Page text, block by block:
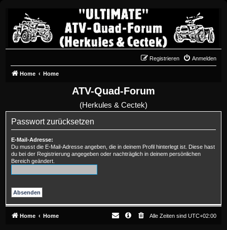
Anmelden
Registrieren
Home Home
ATV-Quad-Forum
(Herkules & Cectek)
Passwort zurücksetzen
E-Mail-Adresse:
Du musst die E-Mail-Adresse angeben, die in deinem Profil hinterlegt ist. Diese hast
du bei der Registrierung angegeben oder nachträglich in deinem persönlichen
Bereich geändert.
Home Home Alle Zeiten sind UTC+02:00